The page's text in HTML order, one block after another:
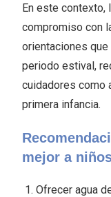
En este contexto,
compromiso con
orientaciones que
periodo estival,
cuidadores como
primera infancia.
mejor a
Ofrecer agua